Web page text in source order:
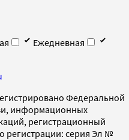
Ежедневная
Федеральной
информационных
регистрационный
регистрации: серия Эл №